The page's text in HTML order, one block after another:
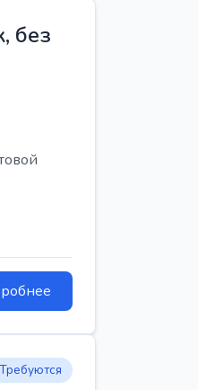
без
Требуются